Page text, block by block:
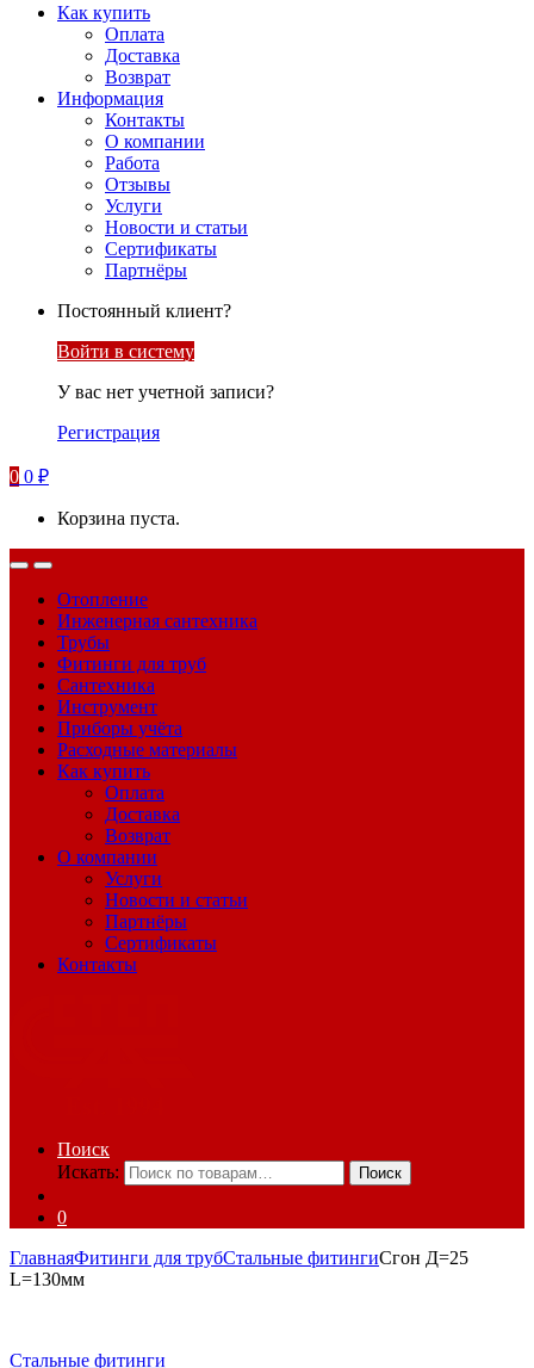
Как купить
Оплата
Доставка
Возврат
Информация
Контакты
О компании
Работа
Отзывы
Услуги
Новости и статьи
Сертификаты
Партнёры
Постоянный клиент?
Войти в систему
У вас нет учетной записи?
Регистрация
0 0 ₽
Корзина пуста.
Отопление
Инженерная сантехника
Трубы
Фитинги для труб
Сантехника
Инструмент
Приборы учёта
Расходные материалы
Как купить
Оплата
Доставка
Возврат
О компании
Услуги
Новости и статьи
Партнёры
Сертификаты
Контакты
Поиск
Искать:
Поиск
0
ГлавнаяФитинги для трубСтальные фитингиСгон Д=25
L=130мм
Стальные фитинги